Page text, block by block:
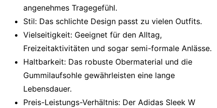
angenehmes Tragegefühl.
Stil: Das schlichte Design passt zu vielen Outfits.
Vielseitigkeit: Geeignet für den Alltag,
Freizeitaktivitäten und sogar semi-formale Anlässe.
Haltbarkeit: Das robuste Obermaterial und die
Gummilaufsohle gewährleisten eine lange
Lebensdauer.
Preis-Leistungs-Verhältnis: Der Adidas Sleek W